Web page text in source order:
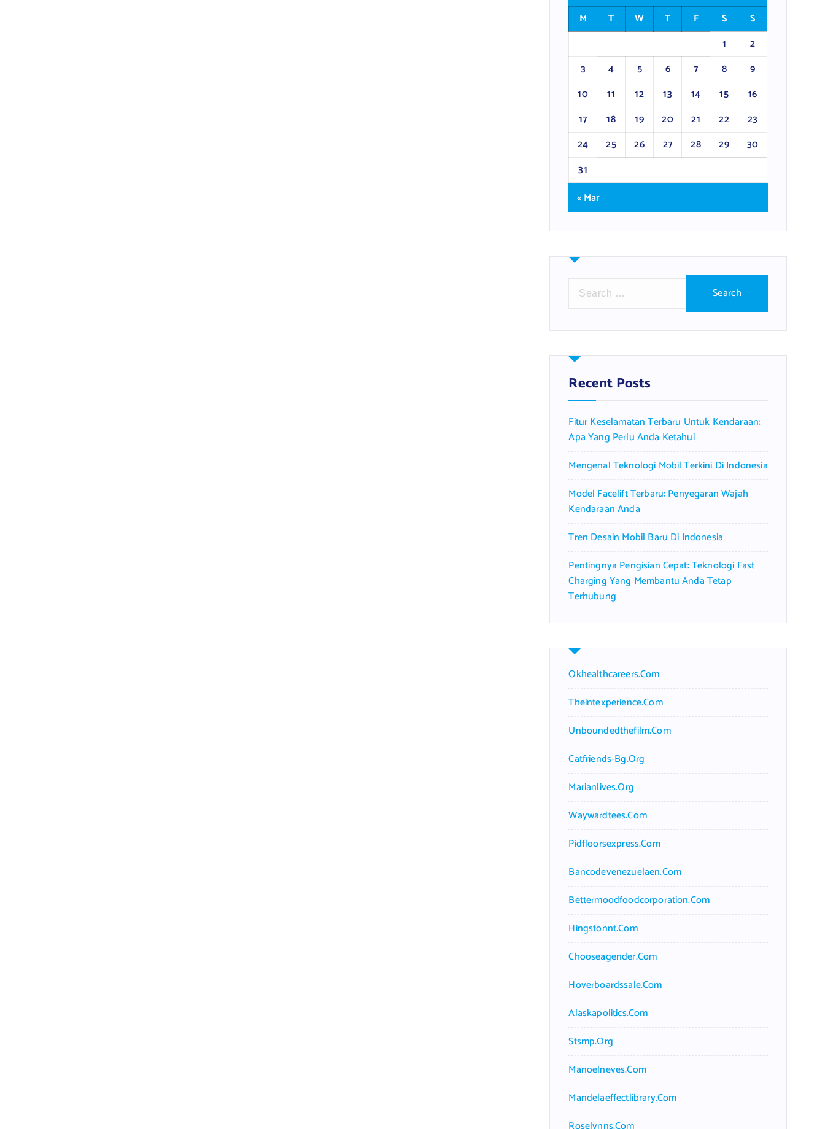
M
T W T F S
S
1
2
3
4 5 6 7 8
9
10
11 12 13 14 15
16
17
18 19 20 21 22
23
24
25 26 27 28 29
30
31
« Mar
r
h
f
o
:
Recent Posts
Fitur Keselamatan Terbaru Untuk Kendaraan:
Apa Yang Perlu Anda Ketahui
Mengenal Teknologi Mobil Terkini Di Indonesia
Model Facelift Terbaru: Penyegaran Wajah
Kendaraan Anda
Tren Desain Mobil Baru Di Indonesia
Pentingnya Pengisian Cepat: Teknologi Fast
Charging Yang Membantu Anda Tetap
Terhubung
Okhealthcareers.com
Theintexperience.com
Unboundedthefilm.com
Catfriends-Bg.org
Marianlives.org
Waywardtees.com
Pidfloorsexpress.com
Bancodevenezuelaen.com
Bettermoodfoodcorporation.com
Hingstonnt.com
Chooseagender.com
Hoverboardssale.com
Alaskapolitics.com
Stsmp.org
Manoelneves.com
Mandelaeffectlibrary.com